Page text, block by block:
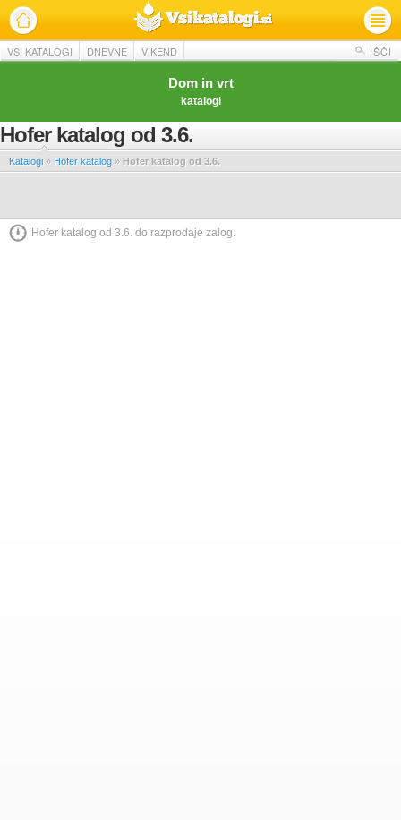
VSI KATALOGI DNEVNE VIKEND IŠČI
Dom in vrt
katalogi
Hofer katalog od 3.6.
Katalogi » Hofer katalog » Hofer katalog od 3.6.
Hofer katalog od 3.6. do razprodaje zalog.